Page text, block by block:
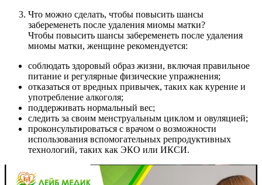
Что можно сделать, чтобы повысить шансы
забеременеть после удаления миомы матки?
Чтобы повысить шансы забеременеть после удаления
миомы матки, женщине рекомендуется:
соблюдать здоровый образ жизни, включая правильное
питание и регулярные физические упражнения;
отказаться от вредных привычек, таких как курение и
употребление алкоголя;
поддерживать нормальный вес;
следить за своим менструальным циклом и овуляцией;
проконсультироваться с врачом о возможности
использования вспомогательных репродуктивных
технологий, таких как ЭКО или ИКСИ.